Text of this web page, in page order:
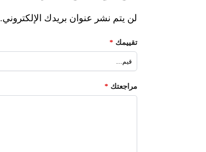
لن يتم نشر عنوان بريدك الإلكتروني.
تقييمك *
مراجعتك *